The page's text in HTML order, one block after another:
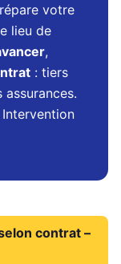
votre
lieu de
,
: tiers
Intervention
contrat –